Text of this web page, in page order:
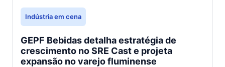
Indústria em cena
GEPF Bebidas detalha estratégia de
crescimento no SRE Cast e projeta
expansão no varejo fluminense